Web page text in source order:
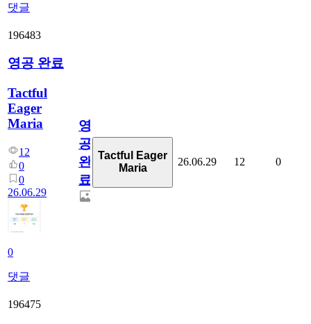
댓글
196483
영공 완료
Tactful
Eager
Maria
12
0
0
26.06.29
0
댓글
영
공
완
료
Tactful Eager
Maria
26.06.29 12 0
196475